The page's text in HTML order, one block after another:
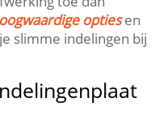
optiesen
slimme indelingen bij